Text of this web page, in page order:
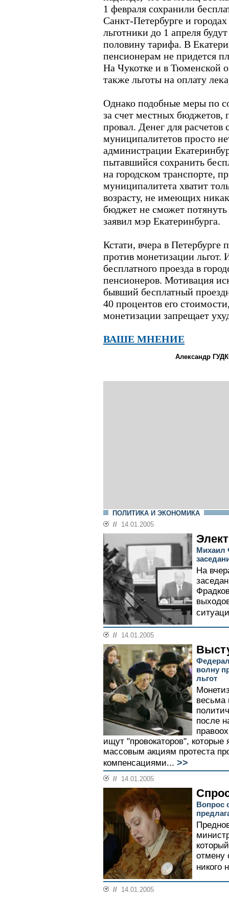
1 февраля сохранили
Санкт-Петербурге и
льготники до 1 апреля
половину тарифа. В
пенсионерам не придется
На Чукотке и в Тюменской
также льготы на оплату
Однако подобные меры по
за счет местных бюджетов,
провал. Денег для расчетов
муниципалитетов просто
администрации
пытавшийся сохранить
на городском транспорте,
муниципалитета хватит
возрасту, не имеющих
бюджет не сможет
заявил мэр Екатеринбурга.
Кстати, вчера в
против монетизации льгот.
бесплатного проезда в
пенсионеров. Мотивация
бывший бесплатный
40 процентов его
монетизации запрещает
ВАШЕ МНЕНИЕ
Александр
ПОЛИТИКА И ЭКОНОМИКА
// 14.01.2005
Михаил
На
// 14.01.2005
волну
льгот
весьма
после
ищут "провокаторов",
массовым акциям протеста
компенсациями... >>
// 14.01.2005
Вопрос
отмену
никого
// 14.01.2005